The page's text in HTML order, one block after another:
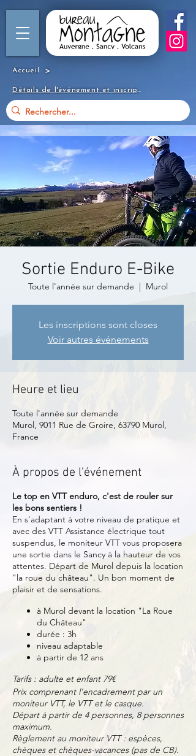
Accueil >
Détails de l'événement et inscription
Sortie Enduro E-Bike
Toute l'année sur demande
  |
Murol
Les inscriptions sont closes
Voir autres événements
Heure et lieu
Toute l'année sur demande
Murol, 9011 Rue de Groire, 63790 Murol,
France
À propos de l'événement
Le top en VTT enduro, c'est de rouler sur
les bons sentiers !
En s'adaptant à votre niveau de pratique et
avec des VTT Assistance électrique tout
suspendus, le moniteur VTT vous proposera
une sortie dans le Sancy à la hauteur de vos
attentes. Départ de Murol depuis la location
"la roue du château". Un bon moment de
plaisir et de sensations.
à Murol devant la location "La Roue
du Château"
durée : 3h
niveau adaptable
à partir de 12 ans
Tarifs : adulte et enfant 79€
Prix comprenant l'encadrement par un
moniteur VTT, le VTT et le casque.
Départ à partir de 4 personnes, 8 personnes
maximum.
Règlement au moniteur VTT : espèces,
chèques et chèques-vacances (pas de CB).